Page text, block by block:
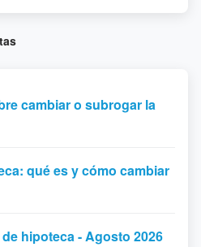
cambiar o subrogar la
qué es y cómo cambiar
hipoteca - Agosto 2026